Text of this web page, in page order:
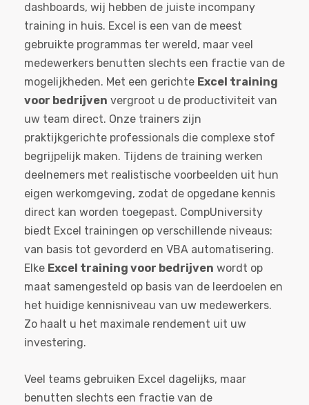
dashboards, wij hebben de juiste incompany
training in huis. Excel is een van de meest
gebruikte programmas ter wereld, maar veel
medewerkers benutten slechts een fractie van de
mogelijkheden. Met een gerichte Excel training
voor bedrijven vergroot u de productiviteit van
uw team direct. Onze trainers zijn
praktijkgerichte professionals die complexe stof
begrijpelijk maken. Tijdens de training werken
deelnemers met realistische voorbeelden uit hun
eigen werkomgeving, zodat de opgedane kennis
direct kan worden toegepast. CompUniversity
biedt Excel trainingen op verschillende niveaus:
van basis tot gevorderd en VBA automatisering.
Elke Excel training voor bedrijven wordt op
maat samengesteld op basis van de leerdoelen en
het huidige kennisniveau van uw medewerkers.
Zo haalt u het maximale rendement uit uw
investering.
Veel teams gebruiken Excel dagelijks, maar
benutten slechts een fractie van de